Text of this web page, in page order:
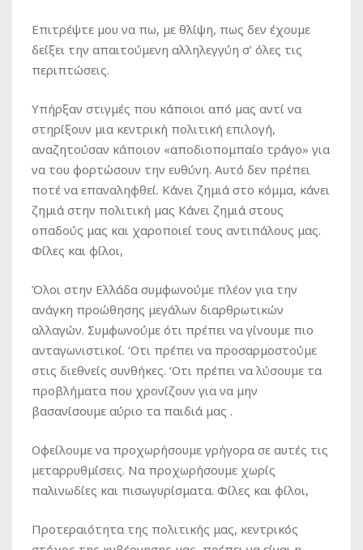
Επιτρέψτε μου να πω, με θλίψη, πως δεν έχουμε
δείξει την απαιτούμενη αλληλεγγύη σ’ όλες τις
περιπτώσεις.
Υπήρξαν στιγμές που κάποιοι από μας αντί να
στηρίξουν μια κεντρική πολιτική επιλογή,
αναζητούσαν κάποιον «αποδιοπομπαίο τράγο» για
να του φορτώσουν την ευθύνη. Αυτό δεν πρέπει
ποτέ να επαναληφθεί. Κάνει ζημιά στο κόμμα, κάνει
ζημιά στην πολιτική μας Κάνει ζημιά στους
οπαδούς μας και χαροποιεί τους αντιπάλους μας.
Φίλες και φίλοι,
Όλοι στην Ελλάδα συμφωνούμε πλέον για την
ανάγκη προώθησης μεγάλων διαρθρωτικών
αλλαγών. Συμφωνούμε ότι πρέπει να γίνουμε πιο
ανταγωνιστικοί. ‘Οτι πρέπει να προσαρμοστούμε
στις διεθνείς συνθήκες. ‘Οτι πρέπει να λύσουμε τα
προβλήματα που χρονίζουν για να μην
βασανίσουμε αύριο τα παιδιά μας .
Οφείλουμε να προχωρήσουμε γρήγορα σε αυτές τις
μεταρρυθμίσεις. Να προχωρήσουμε χωρίς
παλινωδίες και πισωγυρίσματα. Φίλες και φίλοι,
Προτεραιότητα της πολιτικής μας, κεντρικός